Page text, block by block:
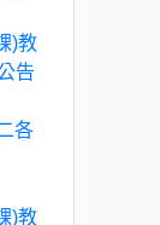
)教
告
各
)教